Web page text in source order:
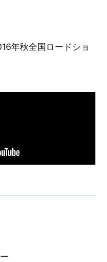
年秋全国ロードショ